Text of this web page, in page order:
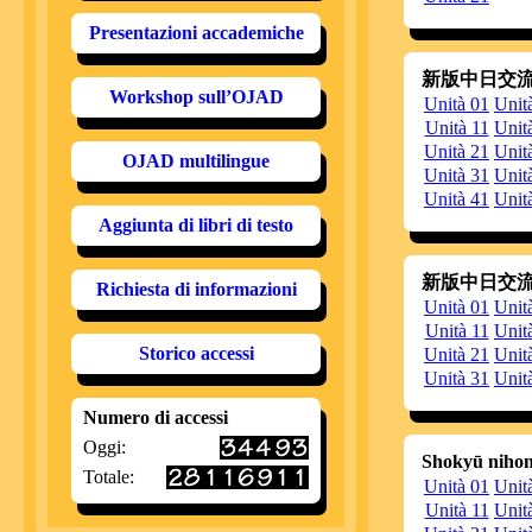
Presentazioni accademiche
Workshop sull’OJAD
OJAD multilingue
Aggiunta di libri di testo
Richiesta di informazioni
Storico accessi
Numero di accessi
Oggi:
Totale:
20140113
È
20140108
È
È
20131231
È
20131222
È
20131219
È
È
20131104
È
20131009
È
20130920
20130825
È
20130704
È
20130612
È
新版中日交
Unità 01
Unità 11
Unità 21
Unità 31
Unità 41
新版中日交
Unità 01
Unità 11
Unità 21
Unità 31
Shokyū
Unità 01
Unità 11